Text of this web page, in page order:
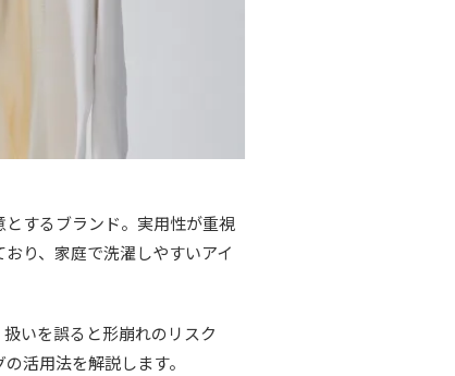
するブランド。実用性が重視
り、家庭で洗濯しやすいアイ
いを誤ると形崩れのリスク
活用法を解説します。